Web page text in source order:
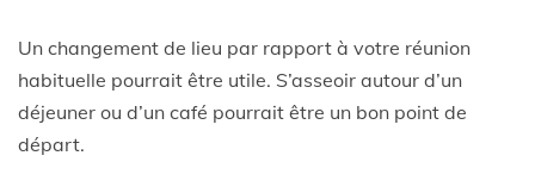
Un changement de lieu par rapport à votre réunion
habituelle pourrait être utile. S’asseoir autour d’un
déjeuner ou d’un café pourrait être un bon point de
départ.